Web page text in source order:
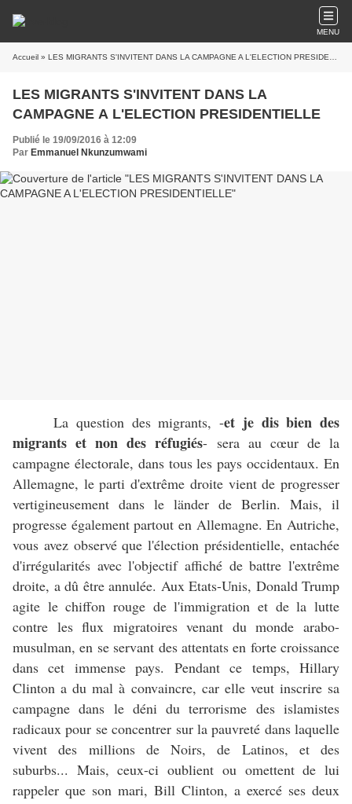
MENU
Accueil » LES MIGRANTS S'INVITENT DANS LA CAMPAGNE A L'ELECTION PRESIDENTIELLE
LES MIGRANTS S'INVITENT DANS LA
CAMPAGNE A L'ELECTION PRESIDENTIELLE
Publié le 19/09/2016 à 12:09
Par Emmanuel Nkunzumwami
La question des migrants, -et je dis bien des
migrants et non des réfugiés- sera au cœur de la
campagne électorale, dans tous les pays occidentaux. En
Allemagne, le parti d'extrême droite vient de progresser
vertigineusement dans le länder de Berlin. Mais, il
progresse également partout en Allemagne. En Autriche,
vous avez observé que l'élection présidentielle, entachée
d'irrégularités avec l'objectif affiché de battre l'extrême
droite, a dû être annulée. Aux Etats-Unis, Donald Trump
agite le chiffon rouge de l'immigration et de la lutte
contre les flux migratoires venant du monde arabo-
musulman, en se servant des attentats en forte croissance
dans cet immense pays. Pendant ce temps, Hillary
Clinton a du mal à convaincre, car elle veut inscrire sa
campagne dans le déni du terrorisme des islamistes
radicaux pour se concentrer sur la pauvreté dans laquelle
vivent des millions de Noirs, de Latinos, et des
suburbs... Mais, ceux-ci oublient ou omettent de lui
rappeler que son mari, Bill Clinton, a exercé ses deux